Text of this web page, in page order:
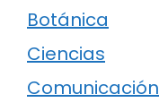
Botánica
Ciencias
Comunicación